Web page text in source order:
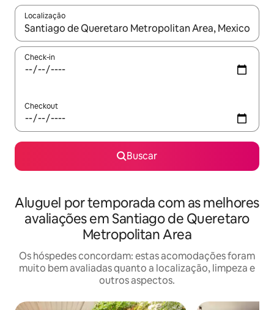
Localização
Quando os resultados estiverem disponíveis, explore-os
Check-in
Checkout
Buscar
Aluguel por temporada com as melhores
avaliações em Santiago de Queretaro
Metropolitan Area
Os hóspedes concordam: estas acomodações foram
muito bem avaliadas quanto a localização, limpeza e
outros aspectos.